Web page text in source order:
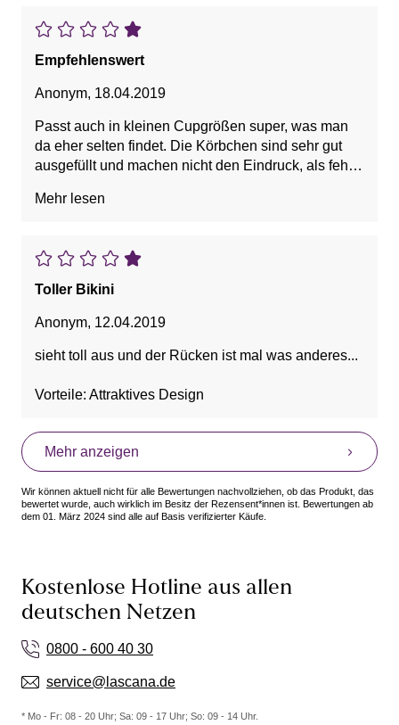
Empfehlenswert
Anonym, 18.04.2019
Passt auch in kleinen Cupgrößen super, was man
da eher selten findet. Die Körbchen sind sehr gut
ausgefüllt und machen nicht den Eindruck, als fehle
mehr und macht eine schöne Form. Die Träger am
allerdings größer als normal genommen.
Klamottengröße 34/36, bei Bikinis normalerweise
wirkt, sollte sich für die 40 entscheiden, sitzt
soll das sein.
Vorteile: Bequem, Guter Sitz
Mehr lesen
Toller Bikini
Anonym, 12.04.2019
sieht toll aus und der Rücken ist mal was anderes...
Vorteile: Attraktives Design
Mehr anzeigen
Wir können aktuell nicht für alle Bewertungen nachvollziehen, ob das Produkt, das
bewertet wurde, auch wirklich im Besitz der Rezensent*innen ist. Bewertungen ab
dem 01. März 2024 sind alle auf Basis verifizierter Käufe.
Kostenlose Hotline aus allen
deutschen Netzen
0800 - 600 40 30
service@lascana.de
* Mo - Fr: 08 - 20 Uhr; Sa: 09 - 17 Uhr; So: 09 - 14 Uhr.